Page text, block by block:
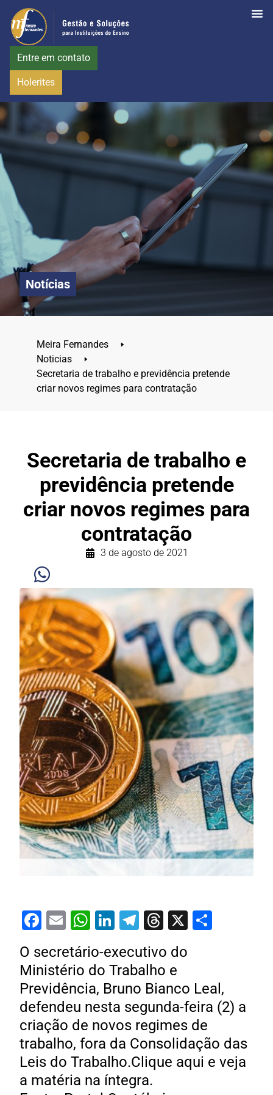
Entre em contato
Holerites
Notícias
Meira Fernandes
🢒
Noticias
🢒
Secretaria de trabalho e previdência pretende
criar novos regimes para contratação
Secretaria de trabalho e
previdência pretende
criar novos regimes para
contratação
3 de agosto de 2021
Facebook
EmailWhatsApp
LinkedIn
Telegram
Threads
X
O secretário-executivo do
Ministério do Trabalho e
Previdência, Bruno Bianco Leal,
defendeu nesta segunda-feira (2) a
criação de novos regimes de
trabalho, fora da Consolidação das
Leis do Trabalho.Clique aqui e veja
a matéria na íntegra.